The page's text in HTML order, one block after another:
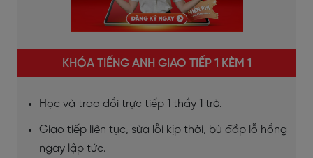
KHÓA TIẾNG ANH GIAO TIẾP 1 KÈM 1
Học và trao đổi trực tiếp 1 thầy 1 trò.
Giao tiếp liên tục, sửa lỗi kịp thời, bù đắp lỗ hổng
ngay lập tức.